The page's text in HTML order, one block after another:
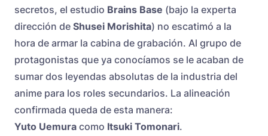
secretos, el estudio Brains Base (bajo la experta
dirección de Shusei Morishita) no escatimó a la
hora de armar la cabina de grabación. Al grupo de
protagonistas que ya conocíamos se le acaban de
sumar dos leyendas absolutas de la industria del
anime para los roles secundarios. La alineación
confirmada queda de esta manera:
Yuto Uemura como Itsuki Tomonari.